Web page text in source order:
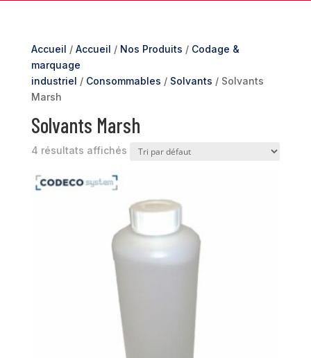
Accueil / Accueil / Nos Produits / Codage &
marquage
industriel / Consommables / Solvants / Solvants
Marsh
Solvants Marsh
4 résultats affichés